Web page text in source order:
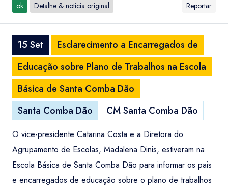
ok Detalhe & notícia original Reportar
15 Set
Esclarecimento a Encarregados de
Educação sobre Plano de Trabalhos na Escola
Básica de Santa Comba Dão
Santa Comba Dão
CM Santa Comba Dão
O vice-presidente Catarina Costa e a Diretora do
Agrupamento de Escolas, Madalena Dinis, estiveram na
Escola Básica de Santa Comba Dão para informar os pais
e encarregados de educação sobre o plano de trabalhos